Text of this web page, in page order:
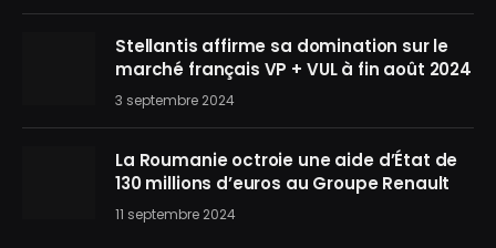
Stellantis affirme sa domination sur le
marché français VP + VUL à fin août 2024
3 septembre 2024
La Roumanie octroie une aide d’État de
130 millions d’euros au Groupe Renault
11 septembre 2024